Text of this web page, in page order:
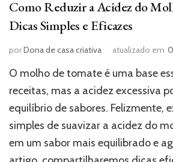
Como Reduzir a Acidez do
Dicas Simples e Eficazes
porDona de casa criativa atualizado em
O molho de tomate é uma base
receitas, mas a acidez excessiva
equilíbrio de sabores. Felizmente,
simples de suavizar a acidez do
em um sabor mais equilibrado e